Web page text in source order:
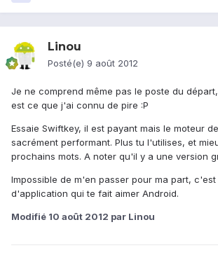
Linou
Posté(e) 9 août 2012
Je ne comprend même pas le poste du
est ce que j'ai connu de pire :P
Essaie Swiftkey, il est payant mais le moteur
sacrément performant. Plus tu l'utilises, et
prochains mots. A noter qu'il y a une version
Impossible de m'en passer pour ma part,
d'application qui te fait aimer Android.
Modifié 10 août 2012 par Linou